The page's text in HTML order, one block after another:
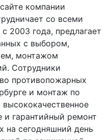
компании
со всеми
2003 года, предлагает
с выбором,
монтажом
Сотрудники
противопожарных
и монтаж по
и гарантийный ремонт
на сегодняшний день